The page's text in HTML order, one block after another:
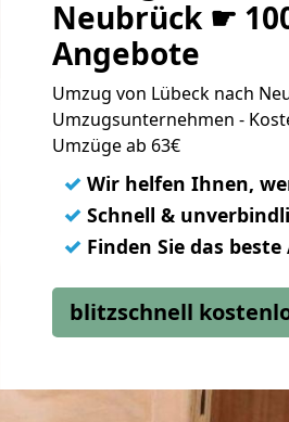
Neubrück ☛
Angebote
Umzug von Lübeck nach
Umzugsunternehmen -
Umzüge ab 63€
✓ Wir helfen Ihnen,
✓ Schnell &
✓ Finden Sie das
blitzschnell